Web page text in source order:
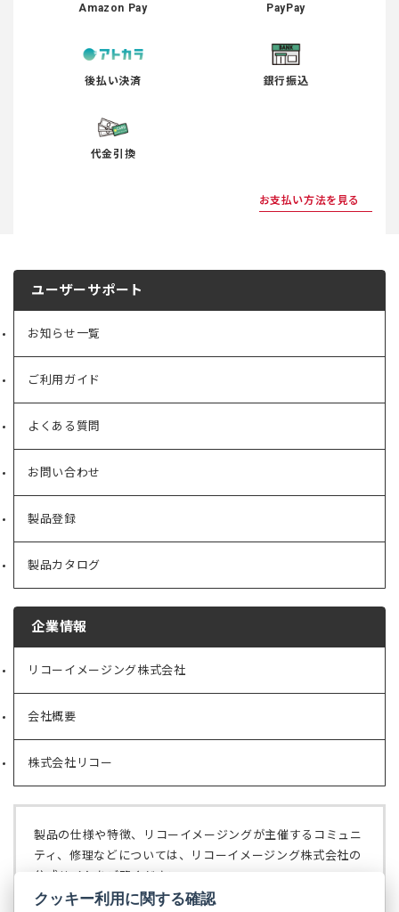
Amazon Pay PayPay
後払い決済 銀行振込
代金引換
お支払い方法を見る
ユーザーサポート
お知らせ一覧
ご利用ガイド
よくある質問
お問い合わせ
製品登録
製品カタログ
企業情報
リコーイメージング株式会社
（新
タ
ブ
で
開
く）
会社概要
（新
タ
ブ
く）
株式会社リコー
（新
ブ
開
製品の仕様や特徴、リコーイメージングが主催するコミュニ
ティ、修理などについては、リコーイメージング株式会社の
公式サイトをご覧ください。
リコーイメージング株式会社の公式サイト
（新
クッキー利用に関する確認